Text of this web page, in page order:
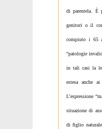
di parentela. È
genitori o il
compiuto i 65
“patologie
in tali casi la
estesa anche
L’espressione
situazione di
di figlio naturale